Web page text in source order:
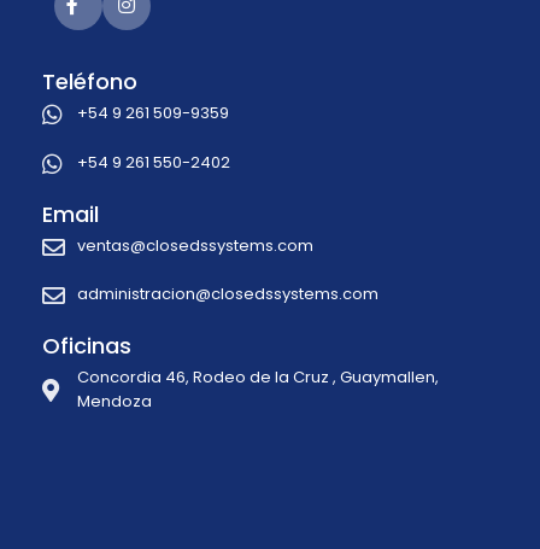
Teléfono
+54 9 261 509-9359
+54 9 261 550-2402
Email
ventas@closedssystems.com
administracion@closedssystems.com
Oficinas
Concordia 46, Rodeo de la Cruz , Guaymallen,
Mendoza